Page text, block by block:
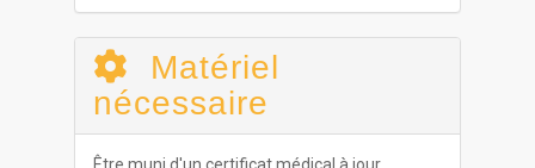
Matériel
nécessaire